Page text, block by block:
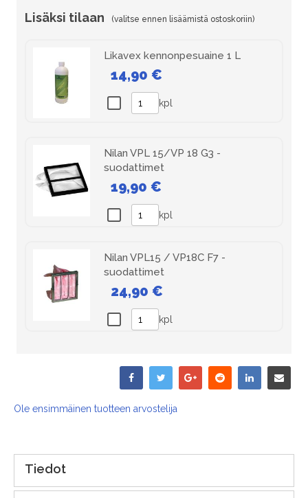
Lisäksi tilaan
Likavex kennonpesuaine 1 L
14,90 €
kpl
Nilan VPL 15/VP 18 G3 -
suodattimet
19,90 €
kpl
Nilan VPL15 / VP18C F7 -
suodattimet
24,90 €
kpl
Ole ensimmäinen tuotteen arvostelija
Tiedot